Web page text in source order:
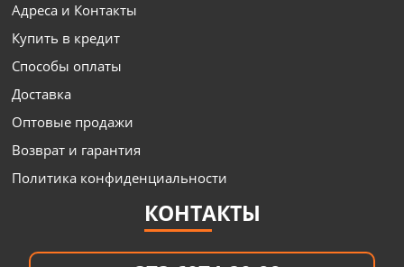
Адреса и Контакты
Купить в кредит
Способы оплаты
Доставка
Оптовые продажи
Возврат и гарантия
Политика конфиденциальности
КОНТАКТЫ